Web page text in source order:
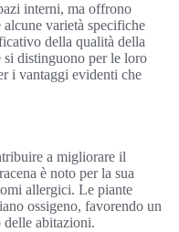
interni, ma offrono
varietà specifiche
della qualità della
distinguono per le loro
i vantaggi evidenti che
a migliorare il
è noto per la sua
allergici. Le piante
ossigeno, favorendo un
delle abitazioni.